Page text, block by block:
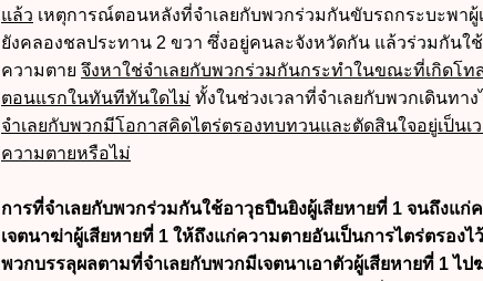
แล้ว เหตุการณ์ตอนหลังที่จำเลยกับพวกร่วมกันขับรถกระบะพาผู้
ยังคลองชลประทาน 2 ขวา ซึ่งอยู่คนละจังหวัดกัน แล้วร่วมกันใ
ความตาย จึงหาใช่จำเลยกับพวกร่วมกันกระทำในขณะที่เกิดโ
ตอนแรกในทันทีทันใดไม่ ทั้งในช่วงเวลาที่จำเลยกับพวกเดินทา
จำเลยกับพวกมีโอกาสคิดไตร่ตรองทบทวนและตัดสินใจอยู่เป็นเ
ความตายหรือไม่
การที่จำเลยกับพวกร่วมกันใช้อาวุธปืนยิงผู้เสียหายที่ 1 จนถึงแก่
เจตนาฆ่าผู้เสียหายที่ 1 ให้ถึงแก่ความตายอันเป็นการไตร่ตรอง
พวกบรรลุผลตามที่จำเลยกับพวกมีเจตนาเอาตัวผู้เสียหายที่ 1 ไ